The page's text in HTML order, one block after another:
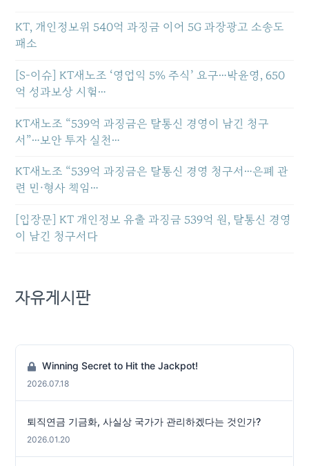
KT, 개인정보위 540억 과징금 이어 5G 과장광고 소송도
패소
[S-이슈] KT새노조 ‘영업익 5% 주식’ 요구…박윤영, 650
억 성과보상 시험…
KT새노조 “539억 과징금은 탈통신 경영이 남긴 청구
서”…보안 투자 실천…
KT새노조 “539억 과징금은 탈통신 경영 청구서…은폐 관
련 민·형사 책임…
[입장문] KT 개인정보 유출 과징금 539억 원, 탈통신 경영
이 남긴 청구서다
자유게시판
Winning Secret to Hit the Jackpot!
2026.07.18
퇴직연금 기금화, 사실상 국가가 관리하겠다는 것인가?
2026.01.20